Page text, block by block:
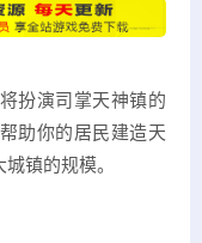
扮演司掌天神镇的
助你的居民建造天
镇的规模。